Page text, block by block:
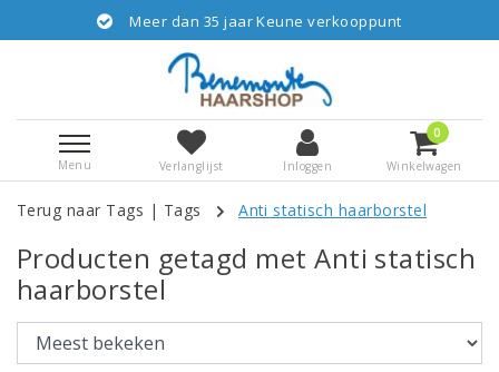
Meer dan 35 jaar Keune verkooppunt
Menu Verlanglijst Inloggen
0
Winkelwagen
Terug naar Tags | Tags Anti statisch haarborstel
Producten getagd met Anti statisch
haarborstel